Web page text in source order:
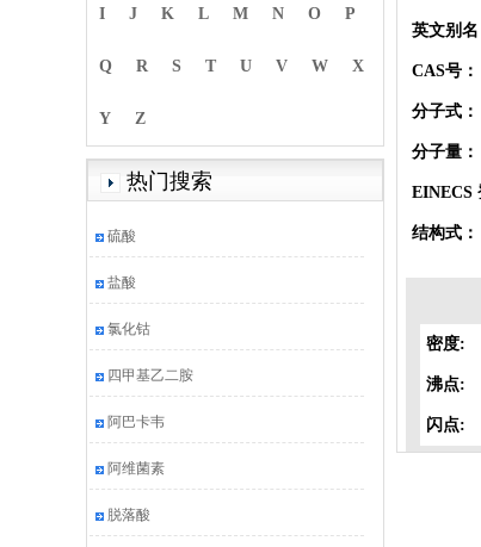
I J K L M N O P
Q R S T U V W X
Y Z
热门搜索
硫酸
盐酸
氯化钴
四甲基乙二胺
阿巴卡韦
阿维菌素
脱落酸
英文别名
CAS号：
分子式：
分子量：
EINECS
结构式：
密度:
沸点:
闪点: